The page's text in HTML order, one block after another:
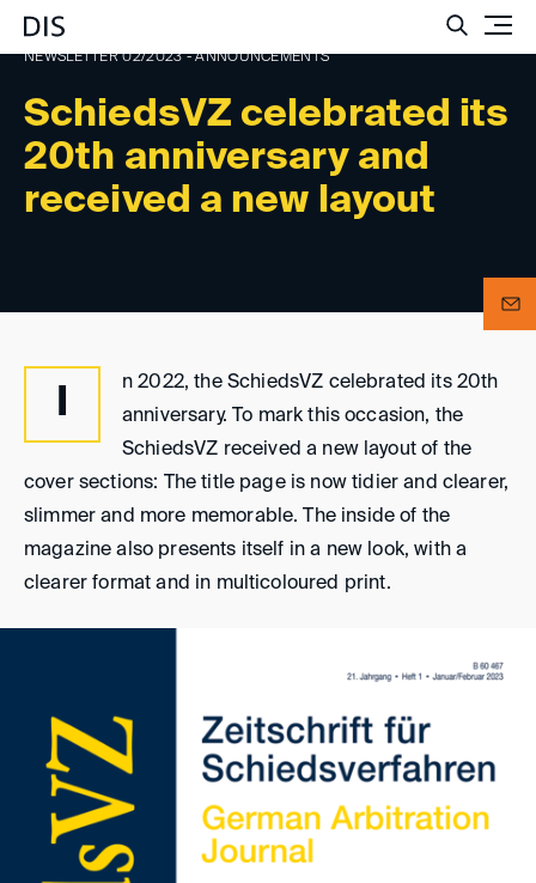
SchiedsVZ celebrated its
20th anniversary and
received a new layout
NEWSLETTER 02/2023 - ANNOUNCEMENTS
I
n 2022, the SchiedsVZ celebrated its 20th
anniversary. To mark this occasion, the
SchiedsVZ received a new layout of the
cover sections: The title page is now tidier and clearer,
slimmer and more memorable. The inside of the
magazine also presents itself in a new look, with a
clearer format and in multicoloured print.